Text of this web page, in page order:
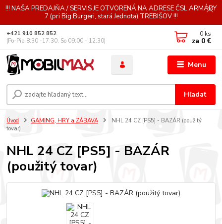
!!! NAŠA PREDAJŇA / SERVIS JE OTVORENÁ NA ADRESE ČSL.ARMÁDY
7 (pri Big Burgeri, stará Jednota) TREBIŠOV !!!
Menu
Hľadať
+421 910 852 852
(Po-Pia 8:30 -17:30, So 09:00 - 12:30)
0 ks
za 0 €
Úvod GAMING, HRY a ZÁBAVA
NHL 24 CZ [PS5] - BAZÁR (použitý
tovar)
NHL 24 CZ [PS5] - BAZÁR
(použitý tovar)